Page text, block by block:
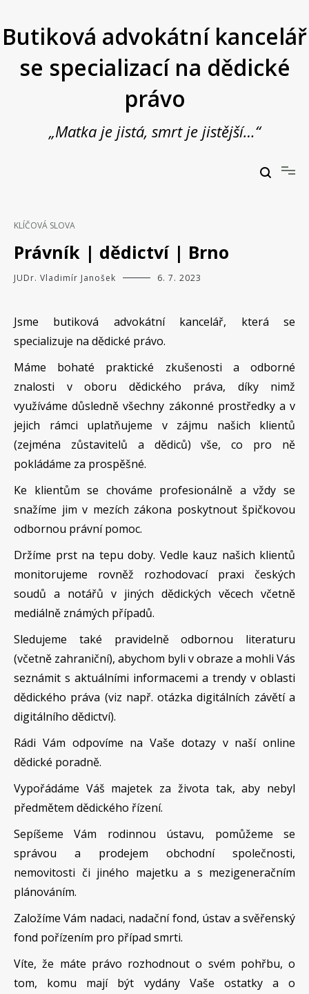
obsah
Butiková advokátní kancelář
se specializací na dědické
právo
„Matka je jistá, smrt je jistější…“
KLÍČOVÁ SLOVA
Právník | dědictví | Brno
JUDr. Vladimír Janošek 6. 7. 2023
Jsme butiková advokátní kancelář, která se
specializuje na dědické právo.
Máme bohaté praktické zkušenosti a odborné
znalosti v oboru dědického práva, díky nimž
využíváme důsledně všechny zákonné prostředky a v
jejich rámci uplatňujeme v zájmu našich klientů
(zejména zůstavitelů a dědiců) vše, co pro ně
pokládáme za prospěšné.
Ke klientům se chováme profesionálně a vždy se
snažíme jim v mezích zákona poskytnout špičkovou
odbornou právní pomoc.
Držíme prst na tepu doby. Vedle kauz našich klientů
monitorujeme rovněž rozhodovací praxi českých
soudů a notářů v jiných dědických věcech včetně
mediálně známých případů.
Sledujeme také pravidelně odbornou literaturu
(včetně zahraniční), abychom byli v obraze a mohli Vás
seznámit s aktuálními informacemi a trendy v oblasti
dědického práva (viz např. otázka digitálních závětí a
digitálního dědictví).
Rádi Vám odpovíme na Vaše dotazy v naší online
dědické poradně.
Vypořádáme Váš majetek za života tak, aby nebyl
předmětem dědického řízení.
Sepíšeme Vám rodinnou ústavu, pomůžeme se
správou a prodejem obchodní společnosti,
nemovitosti či jiného majetku a s mezigeneračním
plánováním.
Založíme Vám nadaci, nadační fond, ústav a svěřenský
fond pořízením pro případ smrti.
Víte, že máte právo rozhodnout o svém pohřbu, o
tom, komu mají být vydány Vaše ostatky a o